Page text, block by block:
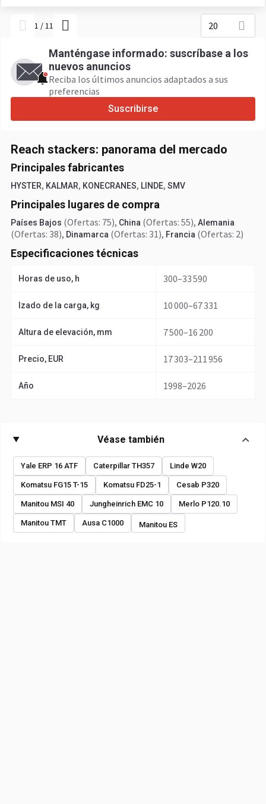
1 /11 20
Manténgase informado: suscríbase a los
nuevos anuncios
Reciba los últimos anuncios adaptados a sus
preferencias
Suscribirse
Reach stackers: panorama del mercado
Principales fabricantes
HYSTER, KALMAR, KONECRANES, LINDE, SMV
Principales lugares de compra
Países Bajos (Ofertas: 75), China (Ofertas: 55), Alemania
(Ofertas: 38), Dinamarca (Ofertas: 31), Francia (Ofertas: 2)
Especificaciones técnicas
Horas de uso, h 300–33 590
Izado de la carga, kg 10 000–67 331
Altura de elevación, mm 7 500–16 200
Precio, EUR 17 303–211 956
Año 1998–2026
Véase también
Yale ERP 16 ATF Caterpillar TH357 Linde W20
Komatsu FG15 T-15 Komatsu FD25-1 Cesab P320
Manitou MSI 40 Jungheinrich EMC 10 Merlo P120.10
Manitou TMT Ausa C1000 Manitou ES